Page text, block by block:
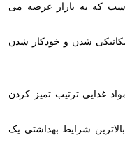
که به بازار عرضه می
شدن و خودکار شدن
غذایی ترتیب تمیز کردن
شرایط بهداشتی یک